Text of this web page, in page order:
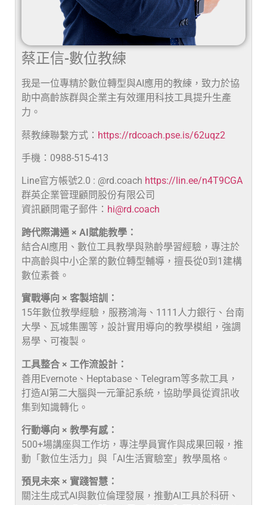
蔡正信-數位教練
我是一位專精於數位轉型與AI應用的教練，致力於協
助中高齡族群與企業主有效運用科技工具提升生產
力。
蔡教練聯繫方式： https://rdcoach.pse.is/62uqz2
手機：0988-515-413
Line官方帳號2.0 : @rd.coach https://lin.ee/n4T9CGA
群英企業管理顧問股份有限公司
資訊顧問電子郵件： hi@rd.coach
跨代際溝通 × AI賦能教學：
結合AI應用、數位工具教學與熟齡學習經驗，專注於
中高齡與中小企業的數位轉型輔導，擅長從0到1建構
數位素養。
實戰導向 × 客製培訓：
15年數位教學經驗，服務鴻海、1111人力銀行、台南
大學、瓦城集團等，設計實用導向的教學模組，強調
易學、可複製。
工具整合 × 工作流設計：
善用Evernote、Heptabase、Telegram等多款工具，
打造AI第二大腦與一元筆記系統，協助學員從資訊收
集到知識轉化。
行動導向 × 教學有感：
500+場講座與工作坊，專注學員實作與成果回報，推
動「數位生活力」與「AI生活實驗室」教學風格。
預見未來 × 實踐智慧：
關注生成式AI與數位倫理發展，推動AI工具於科研、